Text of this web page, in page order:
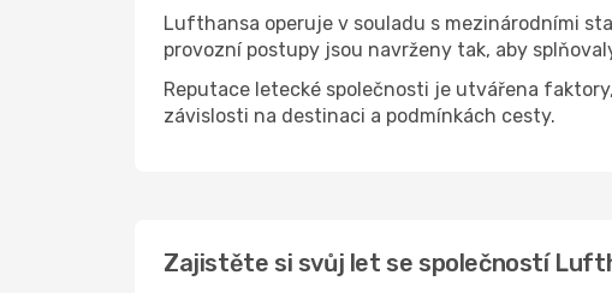
Lufthansa operuje v souladu s mezinárodními
provozní postupy jsou navrženy tak, aby
Reputace letecké společnosti je utvářena
závislosti na destinaci a podmínkách cesty.
Zajistěte si svůj let se společností